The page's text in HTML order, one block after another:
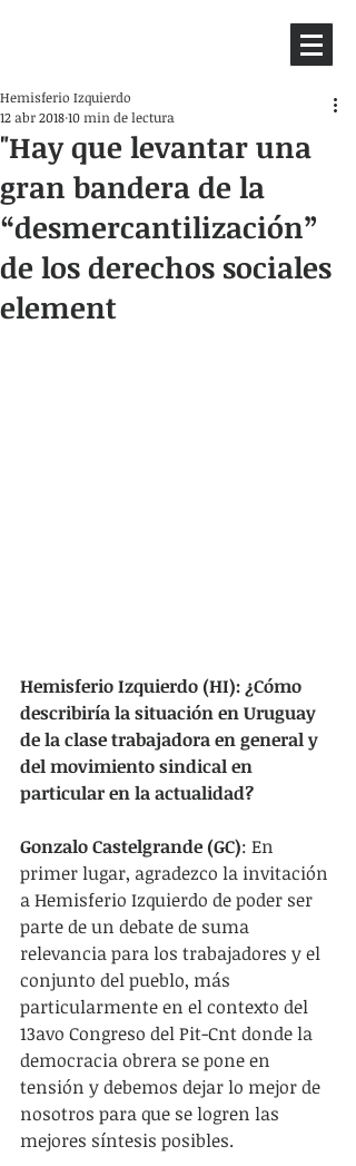
"Hay que levantar una
gran bandera de la
“desmercantilización”
de los derechos sociales
element
Hemisferio Izquierdo
12 abr 201810 min de lectura
Hemisferio Izquierdo (HI): ¿Cómo
describiría la situación en Uruguay
de la clase trabajadora en general y
del movimiento sindical en
particular en la actualidad?
Gonzalo Castelgrande (GC): En
primer lugar, agradezco la invitación
a Hemisferio Izquierdo de poder ser
parte de un debate de suma
relevancia para los trabajadores y el
conjunto del pueblo, más
particularmente en el contexto del
13avo Congreso del Pit-Cnt donde la
democracia obrera se pone en
tensión y debemos dejar lo mejor de
nosotros para que se logren las
mejores síntesis posibles.